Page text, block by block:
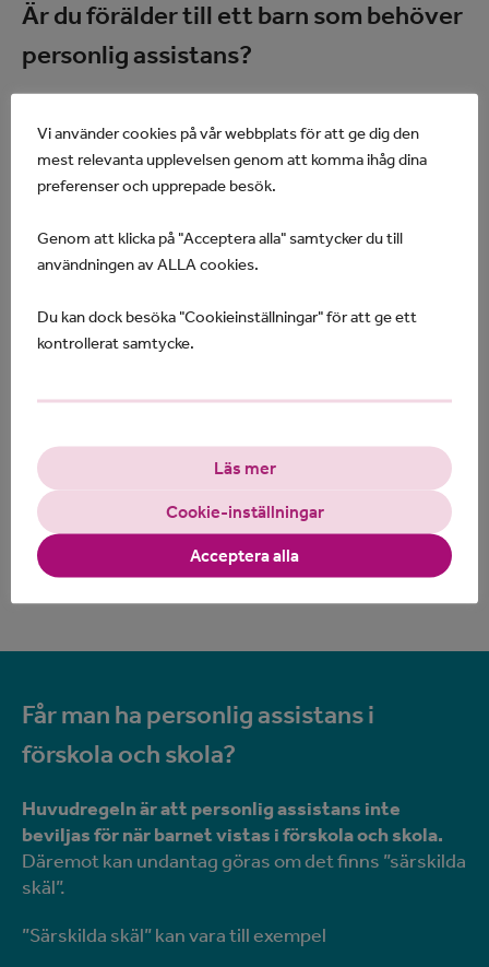
Är du förälder till ett barn som behöver
personlig assistans?
assistenter i hemmet dygnets alla timmar. Att som
förälder hamöjlighet att vara personlig assistent
till sitt barnkan vara det som gör att familjen orkar
funktionsnedsättningar får växa upp med sin familj.
detdu som förälder som uppfostrar ditt barn.
barnet med stigande ålder ska lära sig att göra
”själv” med assistans.
För äldre barn kan assistansen vara ett verktyg på
väg mot ökad självständighet och vuxenliv. Men det
är du som förälder tillsammans med ditt barn som
Får man ha personlig assistans i
förskola och skola?
Huvudregeln är att personlig assistans inte
beviljas för när barnet vistas i förskola och skola.
Däremot kan undantag göras om det finns ”särskilda
skäl”.
”Särskilda skäl” kan vara till exempel
Vi använder cookies på vår webbplats för att ge dig den
mest relevanta upplevelsen genom att komma ihåg dina
preferenser och upprepade besök.
Genom att klicka på "Acceptera alla" samtycker du till
användningen av ALLA cookies.
Du kan dock besöka "Cookieinställningar" för att ge ett
kontrollerat samtycke.
Läs mer
Cookie-inställningar
Acceptera alla